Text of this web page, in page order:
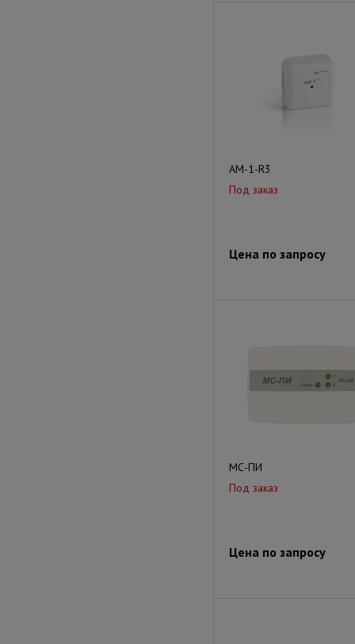
АМ-1-R3
Под заказ
Цена по запросу
МС-ПИ
Под заказ
Цена по запросу